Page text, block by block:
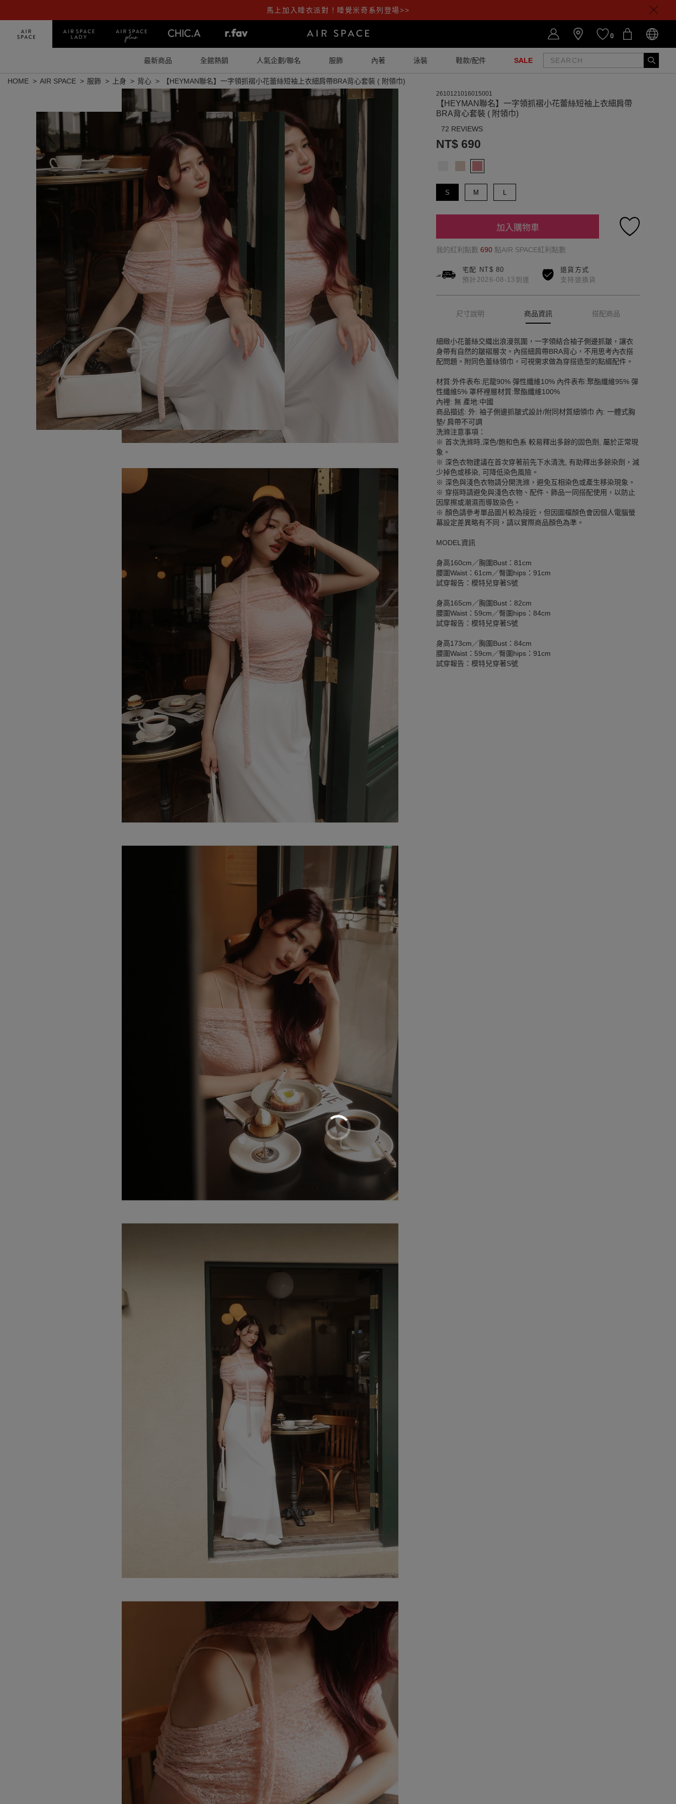
馬上加入睡衣派對！睡覺米奇系列登場>>
0
最新商品 全館熱銷 人氣企劃/聯名 服飾 內著 泳裝 鞋款/配件 SALE
HOME AIR SPACE 服飾 上身 背心 【HEYMAN聯名】一字領抓褶小花蕾絲短袖上衣細肩帶BRA背心套裝 ( 附領巾)
2610121016015001
【HEYMAN聯名】一字領抓褶小花蕾絲短袖上衣細肩帶
BRA背心套裝 ( 附領巾)
72 REVIEWS
NT$ 690
S M L
加入購物車
我的紅利點數 690 點AIR SPACE紅利點數
宅配 NT$ 80
預計2026-08-13到達
退貨方式
支持退換貨
尺寸說明 商品資訊 搭配商品
細緻小花蕾絲交織出浪漫氛圍，一字領結合袖子側邊抓皺，讓衣
身帶有自然的皺褶層次。內搭細肩帶BRA背心，不用思考內衣搭
配問題。附同色蕾絲領巾，可視需求做為穿搭造型的點綴配件。
材質:外件表布:尼龍90% 彈性纖維10% 內件表布:聚酯纖維95% 彈
性纖維5% 罩杯裡層材質:聚酯纖維100%
內裡: 無 產地:中國
商品描述: 外: 袖子側邊抓皺式設計/附同材質細領巾 內: 一體式胸
墊/ 肩帶不可調
洗滌注意事項：
※ 首次洗滌時,深色/飽和色系 較易釋出多餘的固色劑, 屬於正常現
象。
※ 深色衣物建議在首次穿著前先下水清洗, 有助釋出多餘染劑，減
少掉色或移染, 可降低染色風險。
※ 深色與淺色衣物請分開洗滌，避免互相染色或產生移染現象。
※ 穿搭時請避免與淺色衣物、配件、飾品一同搭配使用，以防止
因摩擦或潮濕而導致染色。
※ 顏色請參考單品圖片較為接近，但因圖檔顏色會因個人電腦螢
幕設定差異略有不同，請以實際商品顏色為準。
MODEL資訊
身高160cm／胸圍Bust：81cm
腰圍Waist：61cm／臀圍hips：91cm
試穿報告：模特兒穿著S號
身高165cm／胸圍Bust：82cm
腰圍Waist：59cm／臀圍hips：84cm
試穿報告：模特兒穿著S號
身高173cm／胸圍Bust：84cm
腰圍Waist：59cm／臀圍hips：91cm
試穿報告：模特兒穿著S號